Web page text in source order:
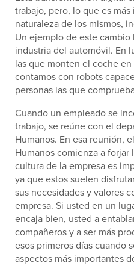
trabajo, pero, lo que es
naturaleza de los mismos,
Un ejemplo de este
industria del automóvil. En
las que monten el coche
contamos con robots
personas las que
Cuando un empleado se
trabajo, se reúne con el
Humanos. En esa reunión,
Humanos comienza a forjar
cultura de la empresa es
ya que estos suelen
sus necesidades y valores
empresa. Si usted en un
encaja bien, usted a
compañeros y a ser más
esos primeros días cuando
aspectos más importantes